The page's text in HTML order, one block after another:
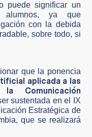
puede significar un
alumnos, ya que
con la debida
sobre todo, si
que la ponencia
aplicada a las
Comunicación
sustentada en el IX
Estratégica de
que se realizará